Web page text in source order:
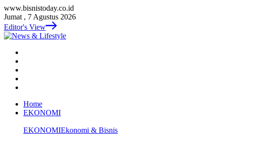
www.bisnistoday.co.id
Jumat , 7 Agustus 2026
Editor's View
Home
EKONOMI
EKONOMIEkonomi & Bisnis